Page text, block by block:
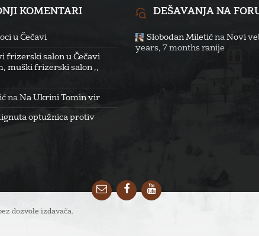
KOMENTARI
u Čečavi
frizerski salon u Čečavi
muški frizerski salon ,,
naNa Ukrini Tomin vir
optužnica protiv
DEŠAVANJA NA
Slobodan Miletićna Novi
years, 7 months ranije
EmailFacebookYouTube
dozvole izdavača.